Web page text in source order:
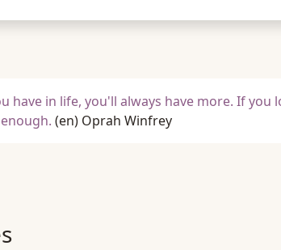
have in life, you'll always have more. If you
(en) Oprah Winfrey